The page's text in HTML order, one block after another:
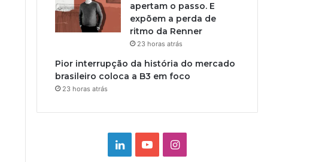
apertam o passo. E
expõem a perda de
ritmo da Renner
23 horas atrás
Pior interrupção da história do mercado
brasileiro coloca a B3 em foco
23 horas atrás
LinkedinYouTubeInstagram